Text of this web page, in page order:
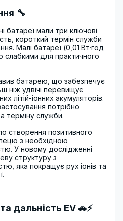
🔧
батареї мали три ключові
короткий термін служби
Малі батареї (0,01 Вт·год
для практичного
батарею, що забезпечує
ніж удвічі перевищує
літій-іонних акумуляторів.
потрібно
терміну служби.
створення позитивного
з необхідною
У новому дослідженні
структуру з
яка покращує рух іонів та
дальність EV 🚗⚡